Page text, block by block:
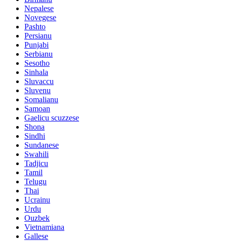
Nepalese
Novegese
Pashto
Persianu
Punjabi
Serbianu
Sesotho
Sinhala
Sluvaccu
Sluvenu
Somalianu
Samoan
Gaelicu scuzzese
Shona
Sindhi
Sundanese
Swahili
Tadjicu
Tamil
Telugu
Thai
Ucrainu
Urdu
Ouzbek
Vietnamiana
Gallese